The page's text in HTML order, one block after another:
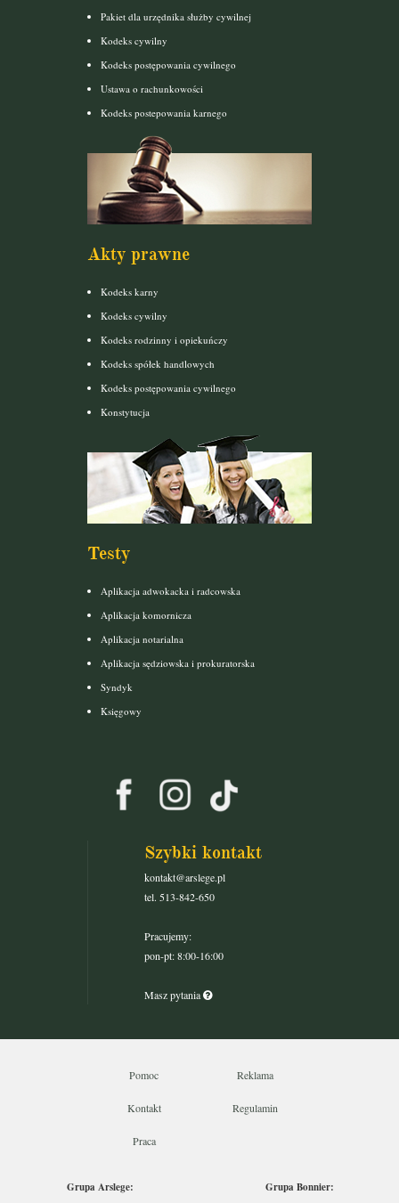
Pakiet dla urzędnika służby cywilnej
Kodeks cywilny
Kodeks postępowania cywilnego
Ustawa o rachunkowości
Kodeks postepowania karnego
Akty prawne
Kodeks karny
Kodeks cywilny
Kodeks rodzinny i opiekuńczy
Kodeks spółek handlowych
Kodeks postępowania cywilnego
Konstytucja
Testy
Aplikacja adwokacka i radcowska
Aplikacja komornicza
Aplikacja notarialna
Aplikacja sędziowska i prokuratorska
Syndyk
Księgowy
Szybki kontakt
kontakt@arslege.pl
tel. 513-842-650
Pracujemy:
pon-pt: 8:00-16:00
Masz pytania
Pomoc Reklama
Kontakt Regulamin
Praca
Grupa Arslege:
Grupa Bonnier: